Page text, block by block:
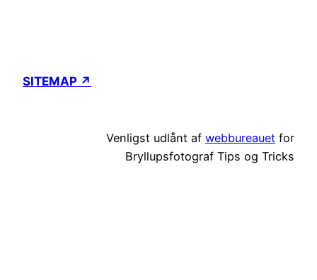
SITEMAP ↗
Venligst udlånt af webbureauet for
Bryllupsfotograf Tips og Tricks